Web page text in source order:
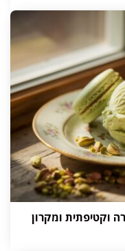
וקטיפתית ומקרון